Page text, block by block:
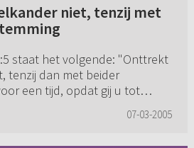
niet, tenzij met
staat het volgende: "Onttrekt
tenzij dan met beider
een tijd, opdat gij u tot
opdat u de ...
07-03-2005